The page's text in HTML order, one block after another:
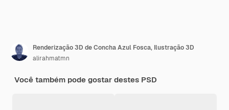
Renderização 3D de Concha Azul Fosca, Ilustração 3D
alirahmatmn
Você também pode gostar destes PSD